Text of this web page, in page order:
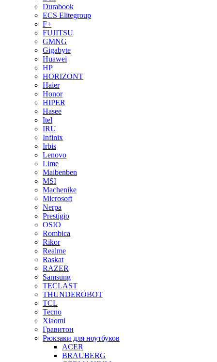
Durabook
ECS Elitegroup
F+
FUJITSU
GMNG
Gigabyte
Huawei
HP
HORIZONT
Haier
Honor
HIPER
Hasee
Itel
IRU
Infinix
Irbis
Lenovo
Lime
Maibenben
MSI
Machenike
Microsoft
Nerpa
Prestigio
OSIO
Rombica
Rikor
Realme
Raskat
RAZER
Samsung
TECLAST
THUNDEROBOT
TCL
Tecno
Xiaomi
Гравитон
Рюкзаки для ноутбуков
ACER
BRAUBERG